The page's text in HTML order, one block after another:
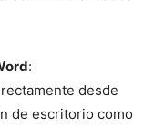
:
desde
de escritorio como